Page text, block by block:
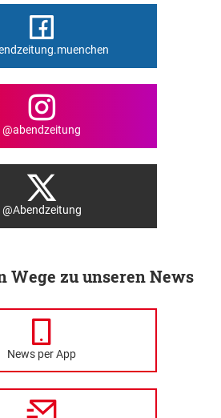
@abendzeitung
@Abendzeitung
Wege zu unseren News
News per App